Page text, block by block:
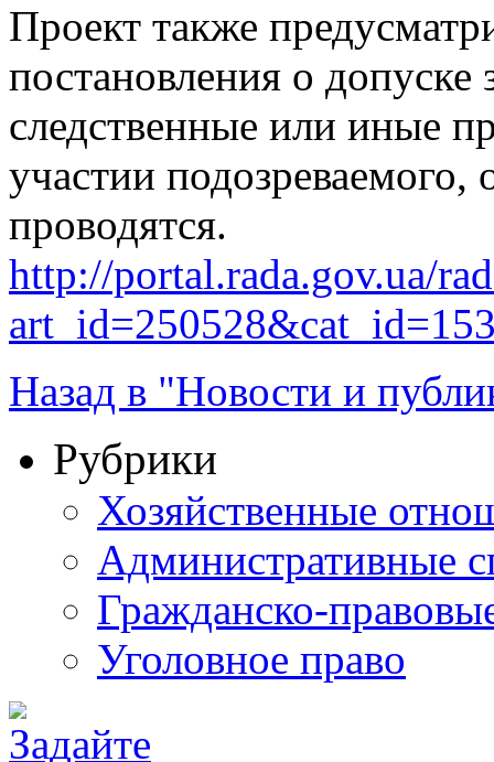
Проект также
постановления о
следственные или иные
участии
проводятся.
http://portal.rada.gov.ua/
Назад в "Новости и
Рубрики
Хозяйственные
Административные
Гражданско-
Уголовное право